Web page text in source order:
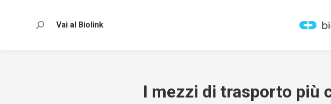
Vai al Biolink
Search:
I mezzi di trasporto più